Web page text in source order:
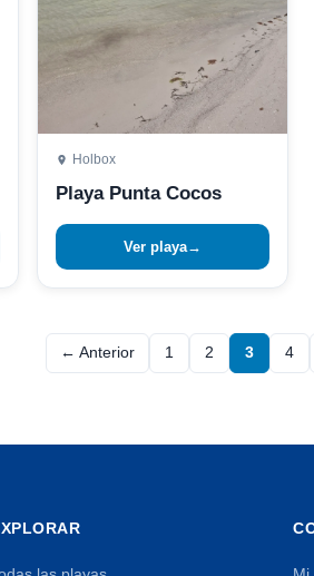
Holbox
Playa Punta Cocos
Ver playa→
← Anterior
Página
1
Página
2
Página
3 4